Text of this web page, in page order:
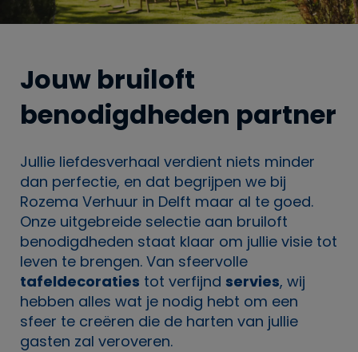
Jouw bruiloft
benodigdheden partner
Jullie liefdesverhaal verdient niets minder
dan perfectie, en dat begrijpen we bij
Rozema Verhuur in Delft maar al te goed.
Onze uitgebreide selectie aan bruiloft
benodigdheden staat klaar om jullie visie tot
leven te brengen. Van sfeervolle
tafeldecoraties tot verfijnd servies, wij
hebben alles wat je nodig hebt om een
sfeer te creëren die de harten van jullie
gasten zal veroveren.